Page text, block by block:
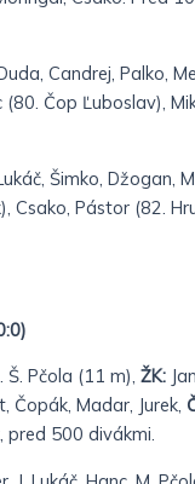
Candrej, Palko,
(80. Čop Ľuboslav),
Šimko, Džogan,
Csako, Pástor (82.
Š. Pčola (11 m), ŽK:
Čopák, Madar, Jurek,
pred 500 divákmi.